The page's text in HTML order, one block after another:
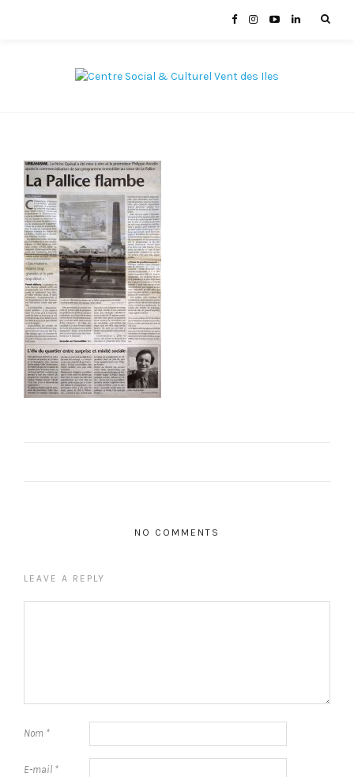
NO COMMENTS
LEAVE A REPLY
Nom *
E-mail *